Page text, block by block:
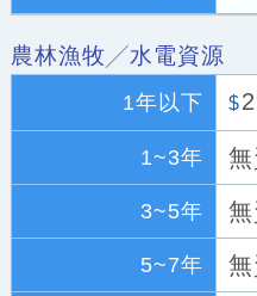
農林漁牧╱水電資源
1年以下 $
1~3年
3~5年
5~7年